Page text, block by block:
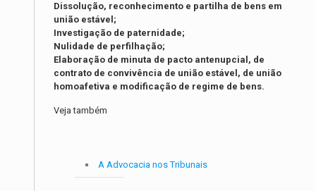
Dissolução, reconhecimento e partilha de bens em
união estável;
Investigação de paternidade;
Nulidade de perfilhação;
Elaboração de minuta de pacto antenupcial, de
contrato de convivência de união estável, de união
homoafetiva e modificação de regime de bens.
Veja também
A Advocacia nos Tribunais